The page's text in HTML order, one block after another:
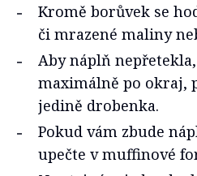
Kromě borůvek se
či mrazené maliny
Aby náplň
maximálně po okraj,
jedině drobenka.
Pokud vám zbude
upečte v muffinové